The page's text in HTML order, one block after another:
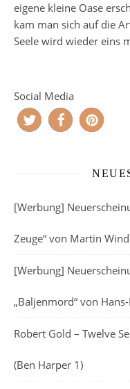
eigene kleine Oase
kam man sich auf die
Seele wird wieder eins
Social Media
[Werbung]
Zeuge“ von Martin
[Werbung]
„Baljenmord“ von
Robert Gold – Twelve
(Ben Harper 1)